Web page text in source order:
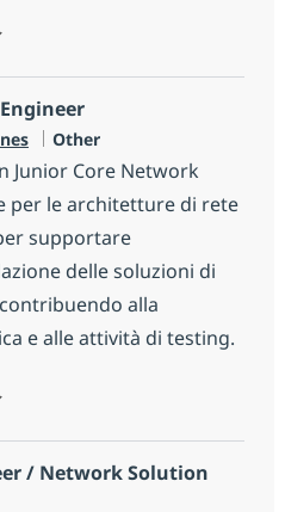
Security Implementation
Categoría
Other
Junior Core Network
per le architetture di rete
supportare
delle soluzioni di
alla
e alle attività di testing.
Core Network Engineer
/ Network Solution